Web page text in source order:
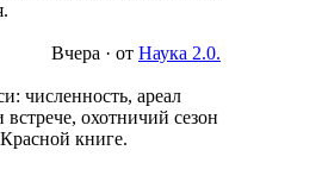
Вчера · от Наука 2.0.
численность, ареал
охотничий сезон
книге.